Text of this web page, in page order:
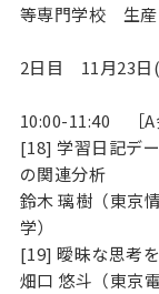
等専門学校 生産
2日目 11月23日
10:00-11:40 ［A
[18] 学習日記デ
の関連分析
鈴木 璃樹（東京
学）
[19] 曖昧な思考
畑口 悠斗（東京